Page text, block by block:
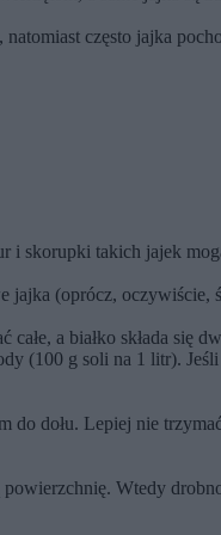
często jajka
i skorupki takich jajek
(oprócz, oczywiście,
a białko składa się
(100 g soli na 1 litr).
dołu. Lepiej nie
Wtedy